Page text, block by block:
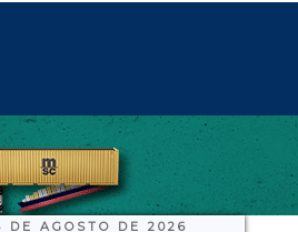
DE AGOSTO DE 2026